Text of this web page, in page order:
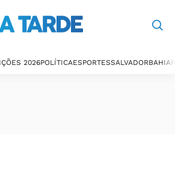
2026POLÍTICAESPORTESSALVADORBAHIA